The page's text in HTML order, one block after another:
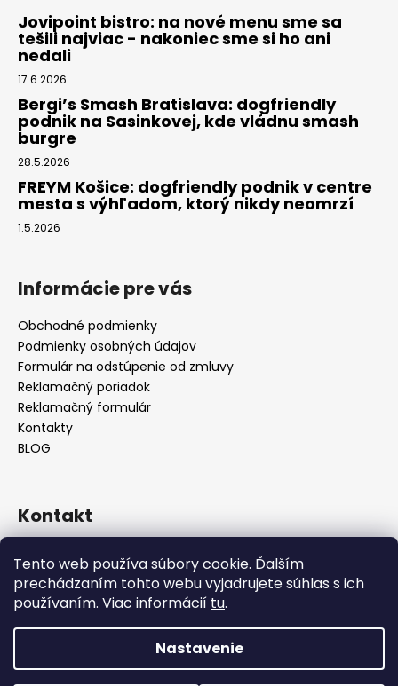
Tento web používa súbory cookie. Ďalším
prechádzaním tohto webu vyjadrujete súhlas s ich
používaním. Viac informácií tu.
Nastavenie
Jovipoint bistro: na nové menu sme sa
tešili najviac - nakoniec sme si ho ani
nedali
17.6.2026
Bergi’s Smash Bratislava: dogfriendly
podnik na Sasinkovej, kde vládnu smash
burgre
28.5.2026
FREYM Košice: dogfriendly podnik v centre
mesta s výhľadom, ktorý nikdy neomrzí
1.5.2026
Informácie pre vás
Obchodné podmienky
Podmienky osobných údajov
Formulár na odstúpenie od zmluvy
Reklamačný poriadok
Reklamačný formulár
Kontakty
BLOG
Kontakt
@ gmail.com
Lilos na Facebooku
lilos.sk
@lilos.sk
Vytvoril Shoptet